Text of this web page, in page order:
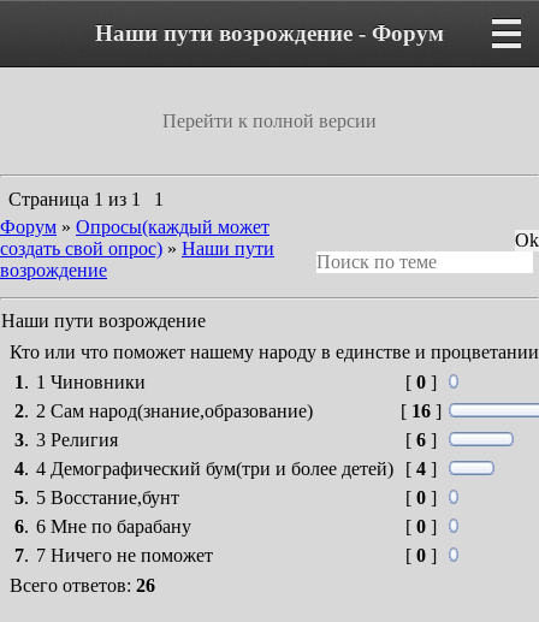
Наши пути возрождение - Форум
Перейти к полной версии
Страница 1 из 1
1
Форум » Опросы(каждый может
создать свой опрос) » Наши пути
возрождение
Наши пути возрождение
Кто или что поможет нашему народу в единстве и процветании
1. 1 Чиновники [ 0 ]
2. 2 Сам народ(знание,образование) [ 16 ]
3. 3 Религия [ 6 ]
4. 4 Демографический бум(три и более детей) [ 4 ]
5. 5 Восстание,бунт [ 0 ]
6. 6 Мне по барабану [ 0 ]
7. 7 Ничего не поможет [ 0 ]
Всего ответов: 26